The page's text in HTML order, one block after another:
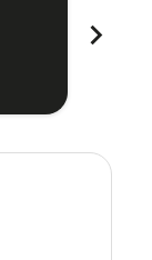
chevron_right